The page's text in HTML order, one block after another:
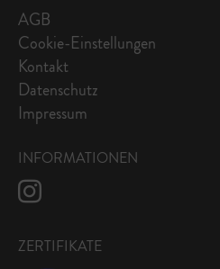
AGB
Cookie-Einstellungen
Kontakt
Datenschutz
Impressum
INFORMATIONEN
ZERTIFIKATE